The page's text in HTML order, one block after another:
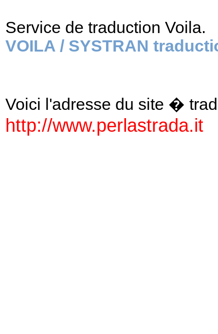
Service de traduction Voila.
VOILA / SYSTRAN
Voici l'adresse du site �
http://www.perlastrada.it